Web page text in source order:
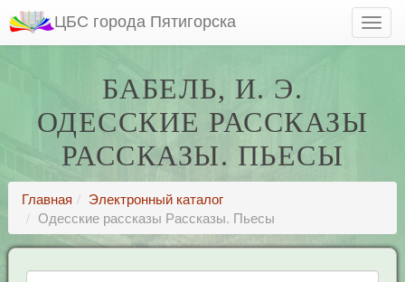
ЦБС города Пятигорска
БАБЕЛЬ, И. Э.
ОДЕССКИЕ РАССКАЗЫ
РАССКАЗЫ. ПЬЕСЫ
Главная
Электронный каталог
Одесские рассказы Рассказы. Пьесы